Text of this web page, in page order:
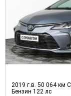
2019 г.в. 50 064 км
Бензин 122 лс